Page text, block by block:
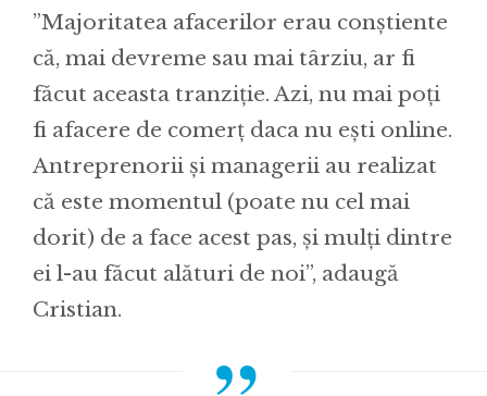
”Majoritatea afacerilor erau conștiente
că, mai devreme sau mai târziu, ar fi
făcut aceasta tranziție. Azi, nu mai poți
fi afacere de comerț daca nu ești online.
Antreprenorii și managerii au realizat
că este momentul (poate nu cel mai
dorit) de a face acest pas, și mulți dintre
ei l-au făcut alături de noi”, adaugă
Cristian.